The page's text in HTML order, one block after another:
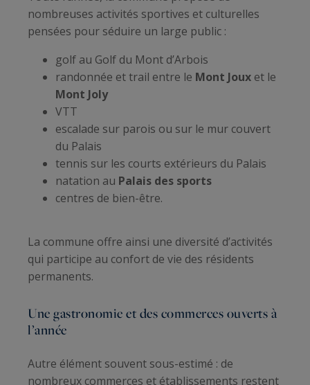
nombreuses activités sportives et culturelles
pensées pour séduire un large public :
golf au Golf du Mont d’Arbois
randonnée et trail entre le Mont Joux et le
Mont Joly
VTT
escalade sur parois ou sur le mur couvert
du Palais
tennis sur les courts extérieurs du Palais
natation au Palais des sports
centres de bien-être.
La commune offre ainsi une diversité d’activités
qui participe au confort de vie des résidents
permanents.
Une gastronomie et des commerces ouverts à
l’année
Autre élément souvent sous-estimé : de
nombreux commerces et établissements restent